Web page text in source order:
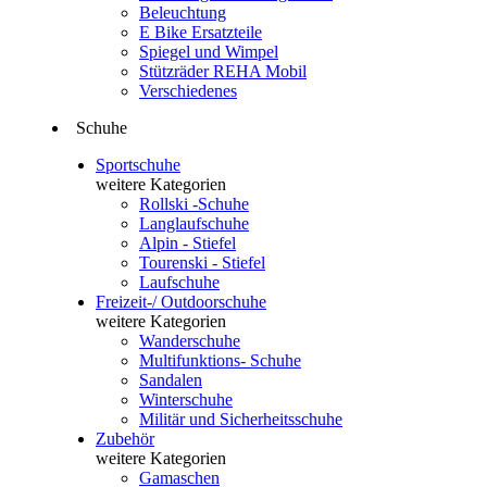
Beleuchtung
E Bike Ersatzteile
Spiegel und Wimpel
Stützräder REHA Mobil
Verschiedenes
Schuhe
Sportschuhe
weitere Kategorien
Rollski -Schuhe
Langlaufschuhe
Alpin - Stiefel
Tourenski - Stiefel
Laufschuhe
Freizeit-/ Outdoorschuhe
weitere Kategorien
Wanderschuhe
Multifunktions- Schuhe
Sandalen
Winterschuhe
Militär und Sicherheitsschuhe
Zubehör
weitere Kategorien
Gamaschen